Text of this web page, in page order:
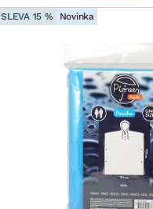
SLEVA 15 % Novinka